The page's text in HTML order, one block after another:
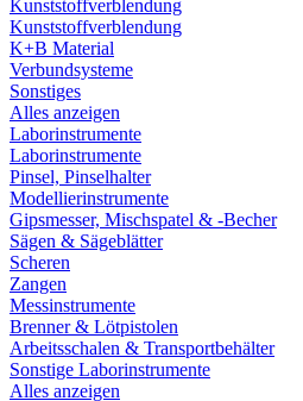
Kunststoffverblendung
Kunststoffverblendung
K+B Material
Verbundsysteme
Sonstiges
Alles anzeigen
Laborinstrumente
Laborinstrumente
Pinsel, Pinselhalter
Modellierinstrumente
Gipsmesser, Mischspatel & -Becher
Sägen & Sägeblätter
Scheren
Zangen
Messinstrumente
Brenner & Lötpistolen
Arbeitsschalen & Transportbehälter
Sonstige Laborinstrumente
Alles anzeigen